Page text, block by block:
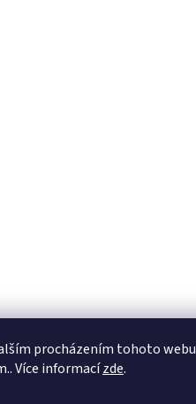
procházením tohoto webu
Více informacízde.